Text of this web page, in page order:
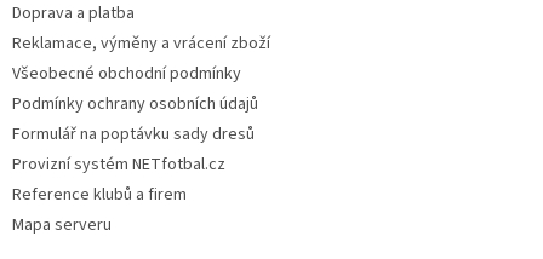
Doprava a platba
Reklamace, výměny a vrácení zboží
Všeobecné obchodní podmínky
Podmínky ochrany osobních údajů
Formulář na poptávku sady dresů
Provizní systém NETfotbal.cz
Reference klubů a firem
Mapa serveru